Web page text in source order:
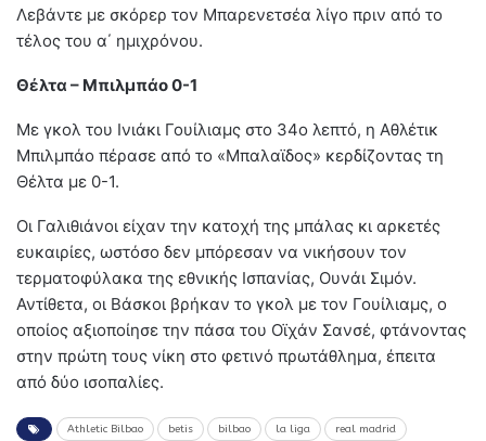
Λεβάντε με σκόρερ τον Μπαρενετσέα λίγο πριν από το
τέλος του α΄ ημιχρόνου.
Θέλτα – Μπιλμπάο 0-1
Με γκολ του Ινιάκι Γουίλιαμς στο 34ο λεπτό, η Αθλέτικ
Μπιλμπάο πέρασε από το «Μπαλαϊδος» κερδίζοντας τη
Θέλτα με 0-1.
Οι Γαλιθιάνοι είχαν την κατοχή της μπάλας κι αρκετές
ευκαιρίες, ωστόσο δεν μπόρεσαν να νικήσουν τον
τερματοφύλακα της εθνικής Ισπανίας, Ουνάι Σιμόν.
Αντίθετα, οι Βάσκοι βρήκαν το γκολ με τον Γουίλιαμς, ο
οποίος αξιοποίησε την πάσα του Οϊχάν Σανσέ, φτάνοντας
στην πρώτη τους νίκη στο φετινό πρωτάθλημα, έπειτα
από δύο ισοπαλίες.
Athletic Bilbao betis bilbao la liga real madrid